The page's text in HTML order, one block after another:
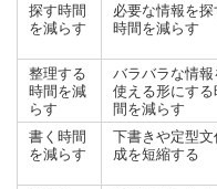
探す時間
を減らす
必要な情報を探
時間を減らす
整理する
時間を減
らす
バラバラな情報
使える形にする
間を減らす
書く時間
を減らす
下書きや定型文
成を短縮する